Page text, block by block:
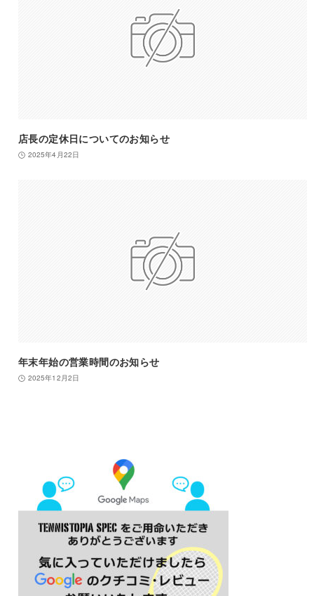
店長の定休日についてのお知らせ
2025年4月22日
年末年始の営業時間のお知らせ
2025年12月2日